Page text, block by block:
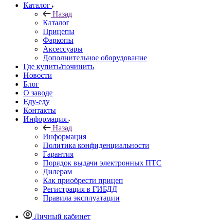
Каталог
Назад
Каталог
Прицепы
Фаркопы
Аксессуары
Дополнительное оборудование
Где купить/починить
Новости
Блог
О заводе
Еду-еду
Контакты
Информация
Назад
Информация
Политика конфиденциальности
Гарантия
Порядок выдачи электронных ПТС
Дилерам
Как приобрести прицеп
Регистрация в ГИБДД
Правила эксплуатации
Личный кабинет